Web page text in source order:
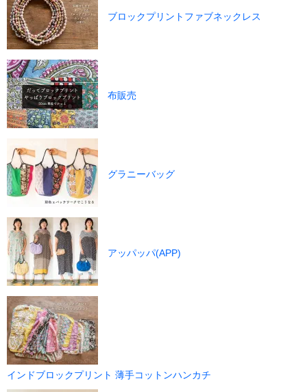
ブロックプリントファブネックレス
布販売
グラニーバッグ
アッパッパ(APP)
インドブロックプリント 薄手コットンハンカチ